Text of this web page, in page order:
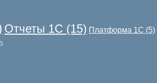
Отчеты 1С (15) Платформа 1С (5)